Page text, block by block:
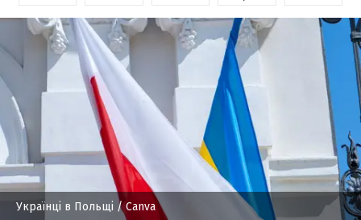
Українці в Польщі / Canva